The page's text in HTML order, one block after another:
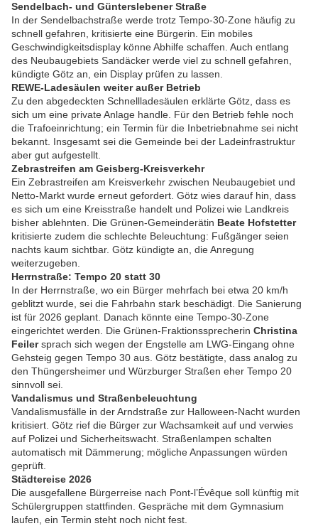
Sendelbach- und Günterslebener Straße
In der Sendelbachstraße werde trotz Tempo-30-Zone häufig zu
schnell gefahren, kritisierte eine Bürgerin. Ein mobiles
Geschwindigkeitsdisplay könne Abhilfe schaffen. Auch entlang
des Neubaugebiets Sandäcker werde viel zu schnell gefahren,
kündigte Götz an, ein Display prüfen zu lassen.
REWE-Ladesäulen weiter außer Betrieb
Zu den abgedeckten Schnellladesäulen erklärte Götz, dass es
sich um eine private Anlage handle. Für den Betrieb fehle noch
die Trafoeinrichtung; ein Termin für die Inbetriebnahme sei nicht
bekannt. Insgesamt sei die Gemeinde bei der Ladeinfrastruktur
aber gut aufgestellt.
Zebrastreifen am Geisberg-Kreisverkehr
Ein Zebrastreifen am Kreisverkehr zwischen Neubaugebiet und
Netto-Markt wurde erneut gefordert. Götz wies darauf hin, dass
es sich um eine Kreisstraße handelt und Polizei wie Landkreis
bisher ablehnten. Die Grünen-Gemeinderätin Beate Hofstetter
kritisierte zudem die schlechte Beleuchtung: Fußgänger seien
nachts kaum sichtbar. Götz kündigte an, die Anregung
weiterzugeben.
Herrnstraße: Tempo 20 statt 30
In der Herrnstraße, wo ein Bürger mehrfach bei etwa 20 km/h
geblitzt wurde, sei die Fahrbahn stark beschädigt. Die Sanierung
ist für 2026 geplant. Danach könnte eine Tempo-30-Zone
eingerichtet werden. Die Grünen-Fraktionssprecherin Christina
Feilersprach sich wegen der Engstelle am LWG-Eingang ohne
Gehsteig gegen Tempo 30 aus. Götz bestätigte, dass analog zu
den Thüngersheimer und Würzburger Straßen eher Tempo 20
sinnvoll sei.
Vandalismus und Straßenbeleuchtung
Vandalismusfälle in der Arndstraße zur Halloween-Nacht wurden
kritisiert. Götz rief die Bürger zur Wachsamkeit auf und verwies
auf Polizei und Sicherheitswacht. Straßenlampen schalten
automatisch mit Dämmerung; mögliche Anpassungen würden
geprüft.
Städtereise 2026
Die ausgefallene Bürgerreise nach Pont-l’Évêque soll künftig mit
Schülergruppen stattfinden. Gespräche mit dem Gymnasium
laufen, ein Termin steht noch nicht fest.